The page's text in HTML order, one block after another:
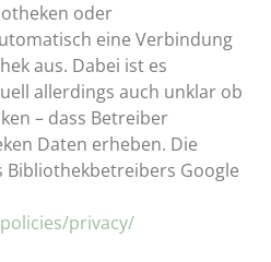
oder
eine Verbindung
aus. Dabei ist es
allerdings auch unklar ob
– dass Betreiber
Daten erheben. Die
Google
privacy/